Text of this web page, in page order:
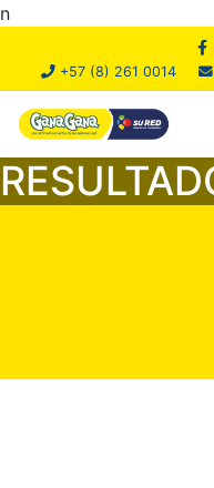
n
+57 (8) 261 0014